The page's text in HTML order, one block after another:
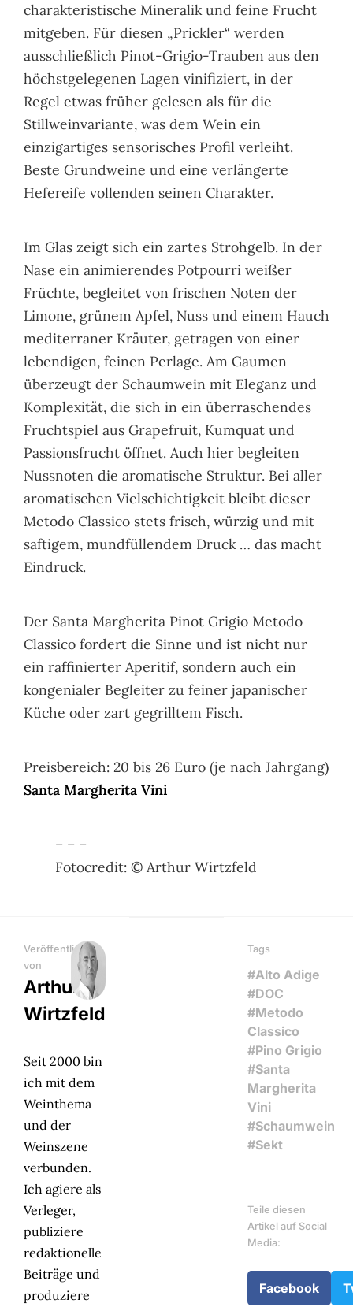
charakteristische Mineralik und feine Frucht
mitgeben. Für diesen „Prickler“ werden
ausschließlich Pinot-Grigio-Trauben aus den
höchstgelegenen Lagen vinifiziert, in der
Regel etwas früher gelesen als für die
Stillweinvariante, was dem Wein ein
einzigartiges sensorisches Profil verleiht.
Beste Grundweine und eine verlängerte
Hefereife vollenden seinen Charakter.
Im Glas zeigt sich ein zartes Strohgelb. In der
Nase ein animierendes Potpourri weißer
Früchte, begleitet von frischen Noten der
Limone, grünem Apfel, Nuss und einem Hauch
mediterraner Kräuter, getragen von einer
lebendigen, feinen Perlage. Am Gaumen
überzeugt der Schaumwein mit Eleganz und
Komplexität, die sich in ein überraschendes
Fruchtspiel aus Grapefruit, Kumquat und
Passionsfrucht öffnet. Auch hier begleiten
Nussnoten die aromatische Struktur. Bei aller
aromatischen Vielschichtigkeit bleibt dieser
Metodo Classico stets frisch, würzig und mit
saftigem, mundfüllendem Druck … das macht
Eindruck.
Der Santa Margherita Pinot Grigio Metodo
Classico fordert die Sinne und ist nicht nur
ein raffinierter Aperitif, sondern auch ein
kongenialer Begleiter zu feiner japanischer
Küche oder zart gegrilltem Fisch.
Preisbereich: 20 bis 26 Euro (je nach Jahrgang)
Santa Margherita Vini
– – –
Fotocredit: © Arthur Wirtzfeld
Veröffentlicht
von
Arthur
Wirtzfeld
Seit 2000 bin
ich mit dem
Weinthema
und der
Weinszene
verbunden.
Ich agiere als
Verleger,
publiziere
redaktionelle
Beiträge und
produziere
Tags
#Alto Adige
#DOC
#Metodo
Classico
#Pino Grigio
#Santa
Margherita
Vini
#Schaumwein
#Sekt
Teile diesen
Artikel auf Social
Media:
Facebook